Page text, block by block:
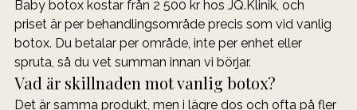
Baby botox kostar från 2 500 kr hos JQ.Klinik, och
priset är per behandlingsområde precis som vid vanlig
botox. Du betalar per område, inte per enhet eller
spruta, så du vet summan innan vi börjar.
Vad är skillnaden mot vanlig botox?
Det är samma produkt, men i lägre dos och ofta på fler